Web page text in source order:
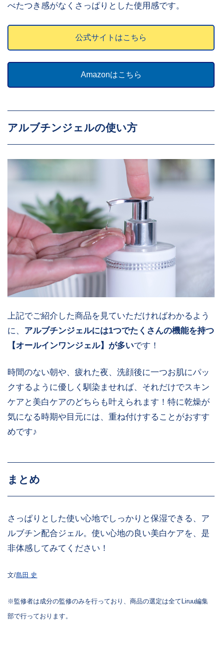
べたつき感がなくさっぱりとした使用感です。
公式サイトはこちら
Amazonはこちら
アルブチンジェルの使い方
上記でご紹介した商品を見ていただければわかるよう
に、 アルブチンジェルには1つでたくさんの機能を持つ
【オールインワンジェル】が多いです！
時間のない朝や、疲れた夜、洗顔後に一つお肌にパッ
クするように優しく馴染ませれば、それだけでスキン
ケアと美白ケアのどちらも叶えられます！特に乾燥が
気になる時期や目元には、重ね付けすることがおすす
めです♪
まとめ
さっぱりとした使い心地でしっかりと保湿できる、ア
ルブチン配合ジェル。使い心地の良い美白ケアを、是
非体感してみてください！
文/島田 史
※監修者は成分の監修のみを行っており、商品の選定は全てLiruu編集
部で行っております。